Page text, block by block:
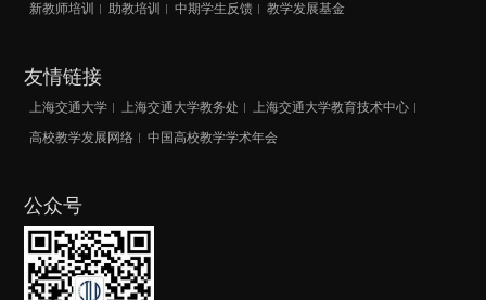
新教师培训 助教培训 中期学生反馈 教学发展基金
友情链接
上海交通大学 上海交通大学教务处
上海交通大学教育技术中心
高校教学发展网络
中国高校教学学术年会
公众号